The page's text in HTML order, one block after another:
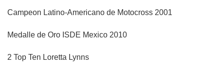
Campeon Latino-Americano de Motocross 2001
Medalle de Oro ISDE Mexico 2010
2 Top Ten Loretta Lynns